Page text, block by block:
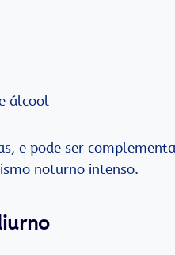
álcool
e pode ser
noturno intenso.